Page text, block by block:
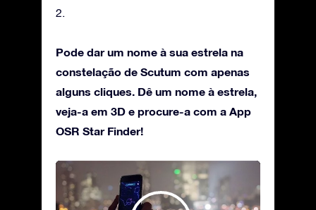
2.
Pode dar um nome à sua estrela na
constelação de Scutum com apenas
alguns cliques. Dê um nome à estrela,
veja-a em 3D e procure-a com a App
OSR Star Finder!